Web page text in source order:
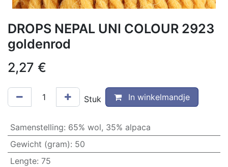
DROPS NEPAL UNI COLOUR 2923
goldenrod
2,27 €
Stuk In winkelmandje
Samenstelling: 65% wol, 35% alpaca
Gewicht (gram): 50
Lengte: 75